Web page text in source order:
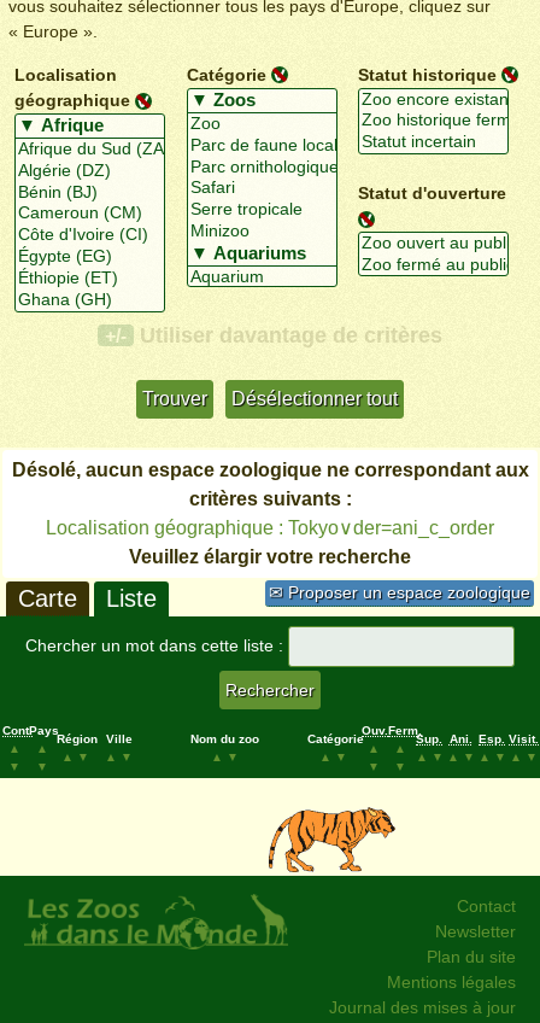
vous souhaitez sélectionner tous les pays d'Europe, cliquez sur
« Europe ».
Localisation
géographique
Catégorie Statut historique
Statut d'ouverture
+/- Utiliser davantage de critères
Désolé, aucun espace zoologique ne correspondant aux
critères suivants :
Localisation géographique : Tokyo∨der=ani_c_order
Veuillez élargir votre recherche
✉ Proposer un espace zoologique
Carte Liste
Chercher un mot dans cette liste :
Cont.
▲
▼
Pays
▲
▼
Région
▲
▼
Ville
▲
▼
Nom du zoo
▲
▼
Catégorie
▲
▼
Ouv.
▲
▼
Ferm.
▲
▼
Sup.
▲
▼
Ani.
▲
▼
Esp.
▲
▼
Visit.
▲
▼
Contact
Newsletter
Plan du site
Mentions légales
Journal des mises à jour